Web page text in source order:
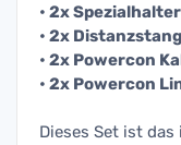
• 2x
• 2x
• 2x Powercon
• 2x Powercon
Dieses Set ist